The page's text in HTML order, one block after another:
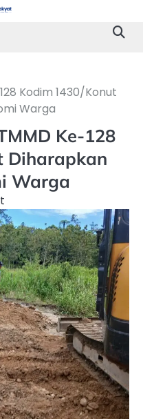
Kodim 1430/Konut
Warga
Ke-128
Diharapkan
Warga